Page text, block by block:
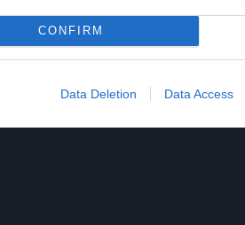
CONFIRM
Data Deletion Data Access